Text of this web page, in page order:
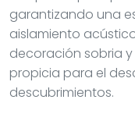
garantizando una
aislamiento
decoración sobria
propicia para el
descubrimientos.